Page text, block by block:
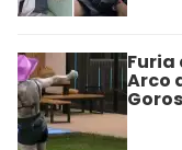
Furia
Arco